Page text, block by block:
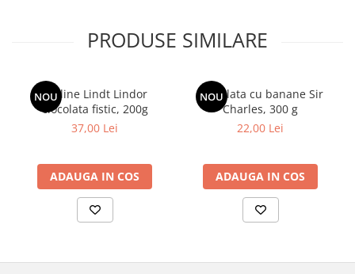
PRODUSE SIMILARE
NOU
Praline Lindt Lindor
ciocolata fistic, 200g
37,00 Lei
ADAUGA IN COS
NOU
Ciocolata cu banane Sir
Charles, 300 g
22,00 Lei
ADAUGA IN COS